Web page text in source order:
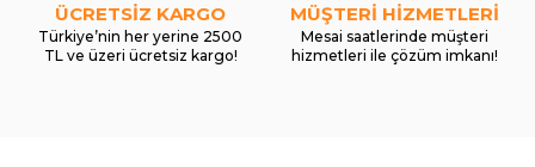
ÜCRETSİZ KARGO
Türkiye’nin her yerine 2500
TL ve üzeri ücretsiz kargo!
MÜŞTERİ HİZMETLERİ
Mesai saatlerinde müşteri
hizmetleri ile çözüm imkanı!